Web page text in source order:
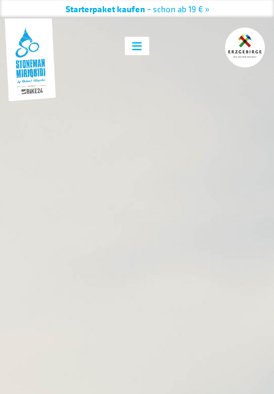
Starterpaket kaufen– schon ab 19 € »